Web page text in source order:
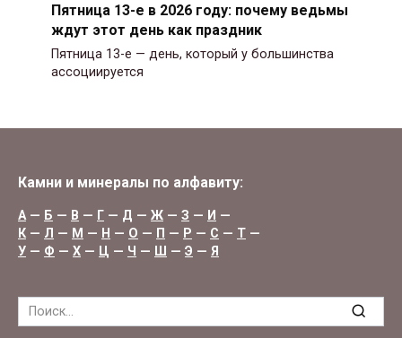
Пятница 13-е в 2026 году: почему ведьмы
ждут этот день как праздник
Пятница 13-е — день, который у большинства
ассоциируется
Камни и минералы по алфавиту:
А— Б — В — Г — Д — Ж — З — И —
К — Л — М — Н — О — П — Р — С — Т —
У — Ф — Х — Ц — Ч — Ш — Э — Я
Search
for: